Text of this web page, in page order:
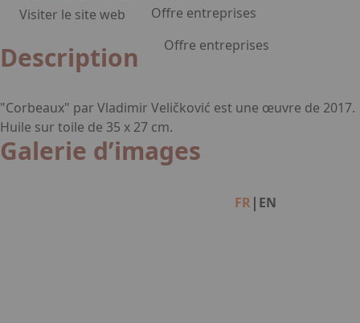
Informations pratiques
Partenaires
Galerie photos
Informations pratiques
Offre entreprises
Offre entreprises
Devenez partenaire
FR | EN
Visiter le site web
Description
"Corbeaux" par Vladimir Veličković est une œuvre de 2017.
Huile sur toile de 35 x 27 cm.
Galerie d’images